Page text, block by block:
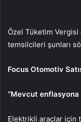
Özel Tüketim
temsilcileri şunları
Focus Otomotiv
“Mevcut enflasyona
Elektrikli araçlar için